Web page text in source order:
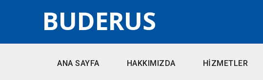
BUDERUS
ANA SAYFA HAKKIMIZDA HİZMETLER